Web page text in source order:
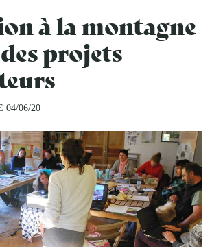
à la montagne
projets
04/06/20